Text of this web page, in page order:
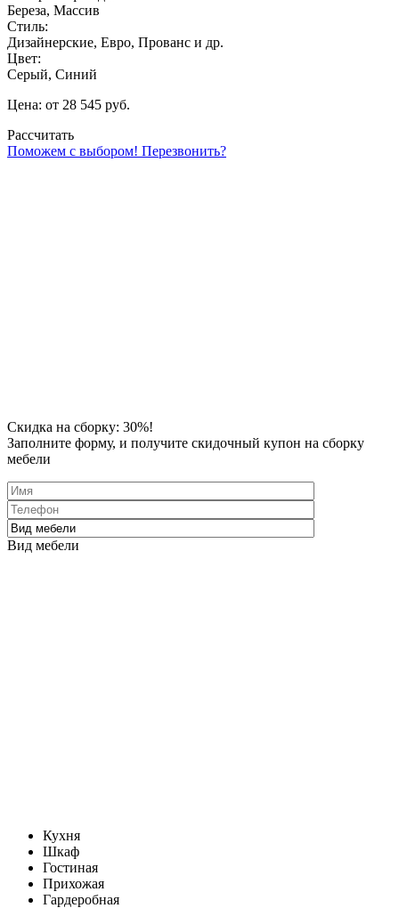
Береза, Массив
Стиль:
Дизайнерские, Евро, Прованс и др.
Цвет:
Серый, Синий
Цена: от 28 545 руб.
Рассчитать
Поможем с выбором! Перезвонить?
Скидка на сборку: 30%!
Заполните форму, и получите скидочный купон на сборку
мебели
Вид мебели
Кухня
Шкаф
Гостиная
Прихожая
Гардеробная